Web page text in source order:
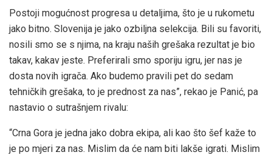
Postoji mogućnost progresa u detaljima, što je u rukometu
jako bitno. Slovenija je jako ozbiljna selekcija. Bili su favoriti,
nosili smo se s njima, na kraju naših grešaka rezultat je bio
takav, kakav jeste. Preferirali smo sporiju igru, jer nas je
dosta novih igrača. Ako budemo pravili pet do sedam
tehničkih grešaka, to je prednost za nas”, rekao je Panić, pa
nastavio o sutrašnjem rivalu:
“Crna Gora je jedna jako dobra ekipa, ali kao što šef kaže to
je po mjeri za nas. Mislim da će nam biti lakše igrati. Mislim